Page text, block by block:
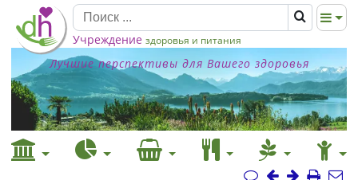
Учреждение здоровья и питания
Лучшие перспективы для Вашего здоровья